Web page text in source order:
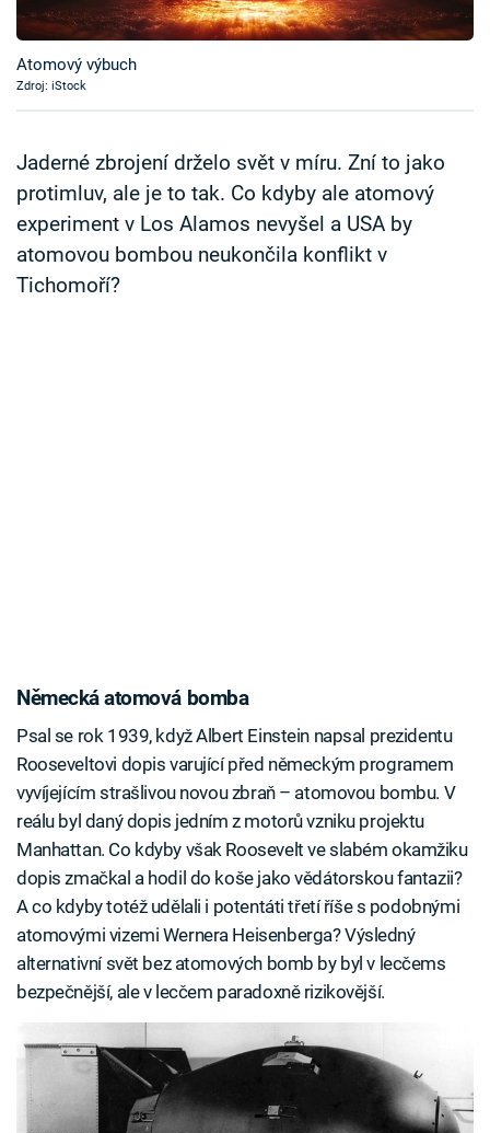
Časopis
Sledujte prima+
Sledujte nás
Atomový výbuch
Zdroj: iStock
Jaderné zbrojení drželo svět v míru. Zní to jako
protimluv, ale je to tak. Co kdyby ale atomový
experiment v Los Alamos nevyšel a USA by
atomovou bombou neukončila konflikt v
Tichomoří?
Německá atomová bomba
Psal se rok 1939, když Albert Einstein napsal prezidentu
Rooseveltovi dopis varující před německým programem
vyvíjejícím strašlivou novou zbraň – atomovou bombu. V
reálu byl daný dopis jedním z motorů vzniku projektu
Manhattan. Co kdyby však Roosevelt ve slabém okamžiku
dopis zmačkal a hodil do koše jako vědátorskou fantazii?
A co kdyby totéž udělali i potentáti třetí říše s podobnými
atomovými vizemi Wernera Heisenberga? Výsledný
alternativní svět bez atomových bomb by byl v lecčems
bezpečnější, ale v lecčem paradoxně rizikovější.